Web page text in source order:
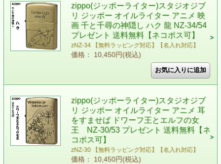
zippo(ジッポーライター)スタジオジブ
リ ジッポー オイルライター アニメ 映
画 千と千尋の神隠し ハク 龍 NZ-34/54
プレゼント 送料無料【ネコポス可】
zNZ-34 【無料ラッピング対応】【名入れ対応】
価格： 10,450円(税込)
zippo(ジッポーライター)スタジオジブ
リ ジッポー オイルライター アニメ 耳
をすませば ドワーフ王とエルフの女
王 NZ-30/53 プレゼント 送料無料【ネ
コポス可】
zNZ-30 【無料ラッピング対応】【名入れ対応】
価格： 10,450円(税込)